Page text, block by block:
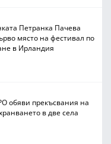
Петранка Пачева
място на фестивал по
в Ирландия
обяви прекъсвания на
в две села